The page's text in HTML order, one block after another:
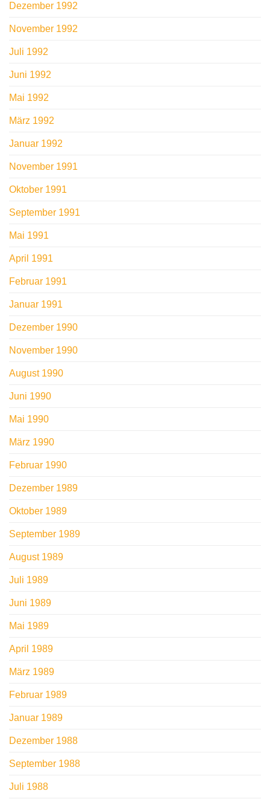
Dezember 1992
November 1992
Juli 1992
Juni 1992
Mai 1992
März 1992
Januar 1992
November 1991
Oktober 1991
September 1991
Mai 1991
April 1991
Februar 1991
Januar 1991
Dezember 1990
November 1990
August 1990
Juni 1990
Mai 1990
März 1990
Februar 1990
Dezember 1989
Oktober 1989
September 1989
August 1989
Juli 1989
Juni 1989
Mai 1989
April 1989
März 1989
Februar 1989
Januar 1989
Dezember 1988
September 1988
Juli 1988